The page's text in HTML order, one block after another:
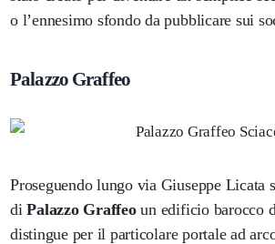
o l’ennesimo sfondo da pubblicare sui
Palazzo Graffeo
Proseguendo lungo via Giuseppe Licata
diPalazzo Graffeoun edificio barocco
distingue per il particolare portale ad